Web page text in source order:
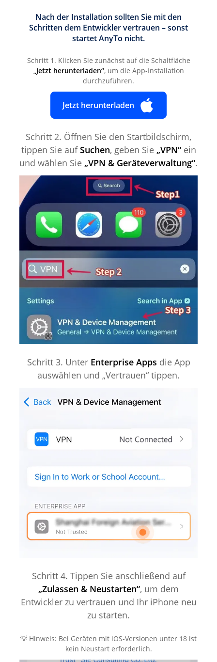
Nach der Installation sollten Sie mit den
Schritten dem Entwickler vertrauen – sonst
startet AnyTo nicht.
Schritt 1. Klicken Sie zunächst auf die Schaltfläche
„Jetzt herunterladen“, um die App-Installation
durchzuführen.
Jetzt herunterladen
Schritt 2. Öffnen Sie den Startbildschirm,
tippen Sie aufSuchen, geben Sie „VPN“ein
und wählen Sie „VPN & Geräteverwaltung“.
Schritt 3. Unter Enterprise Apps die App
auswählen und „Vertrauen“ tippen.
Schritt 4. Tippen Sie anschließend auf
„Zulassen & Neustarten“, um dem
Entwickler zu vertrauen und Ihr iPhone neu
zu starten.
💡 Hinweis: Bei Geräten mit iOS-Versionen unter 18 ist
kein Neustart erforderlich.